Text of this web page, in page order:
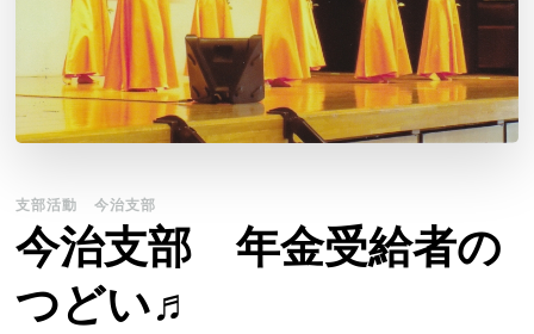
支部活動 今治支部
今治支部 年金受給者の
つどい♬